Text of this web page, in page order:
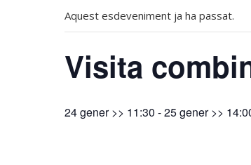
Aquest esdeveniment ja ha passat.
Visita
24 gener >> 11:30 -25 gener >>